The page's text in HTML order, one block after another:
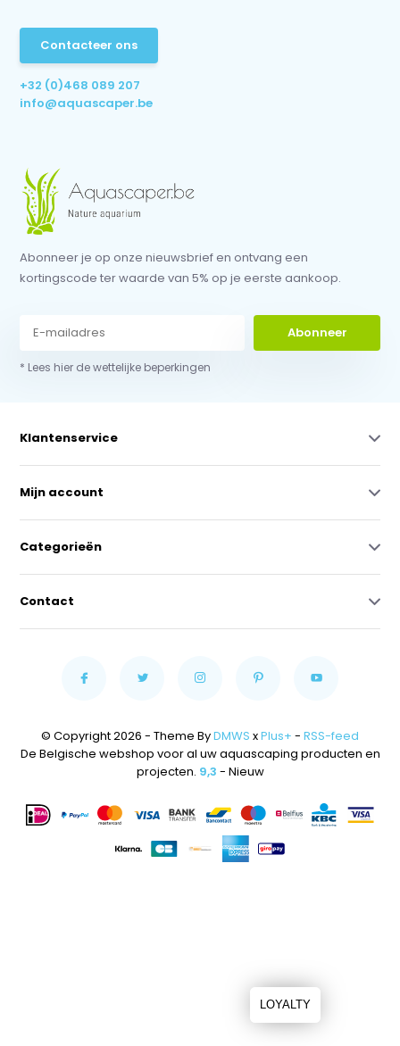
Contacteer ons
+32 (0)468 089 207
info@aquascaper.be
Abonneer je op onze nieuwsbrief en ontvang een
kortingscode ter waarde van 5% op je eerste aankoop.
Abonneer
* Lees hier de wettelijke beperkingen
Klantenservice
Mijn account
Categorieën
Contact
© Copyright 2026 - Theme ByDMWS xPlus+ - RSS-feed
De Belgische webshop voor al uw aquascaping producten en
projecten. 9,3 - Nieuw
LOYALTY